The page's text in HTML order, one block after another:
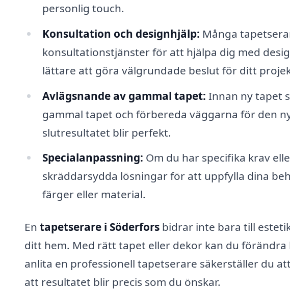
personlig touch.
Konsultation och designhjälp: Många
konsultationstjänster för att hjälpa dig med
lättare att göra välgrundade beslut för ditt
Avlägsnande av gammal tapet: Innan ny tapet
gammal tapet och förbereda väggarna för den
slutresultatet blir perfekt.
Specialanpassning: Om du har specifika krav
skräddarsydda lösningar för att uppfylla dina
färger eller material.
En tapetserare i Söderfors bidrar inte bara till
ditt hem. Med rätt tapet eller dekor kan du
anlita en professionell tapetserare säkerställer du
att resultatet blir precis som du önskar.